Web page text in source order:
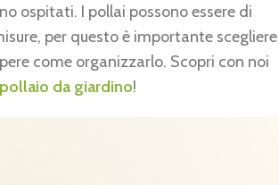
ospitati. I pollai possono essere di
per questo è importante scegliere
come organizzarlo. Scopri con noi
pollaio da giardino!